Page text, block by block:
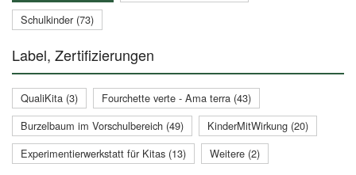
Schulkinder (73)
Label, Zertifizierungen
QualiKita (3)
Fourchette verte - Ama terra (43)
Burzelbaum im Vorschulbereich (49)
KinderMitWirkung (20)
Experimentierwerkstatt für Kitas (13)
Weitere (2)